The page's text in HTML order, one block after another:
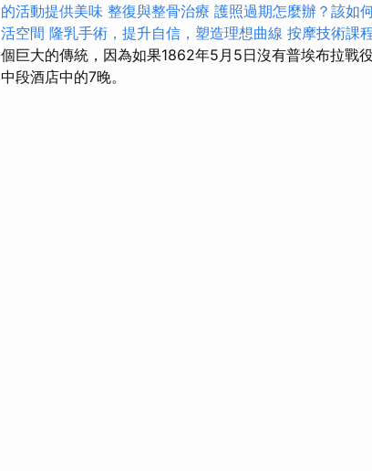
的活動提供美味 整復與整骨治療 護照過期怎麼辦？該如
活空間 隆乳手術，提升自信，塑造理想曲線 按摩技術課
個巨大的傳統，因為如果1862年5月5日沒有普埃布拉戰
中段酒店中的7晚。